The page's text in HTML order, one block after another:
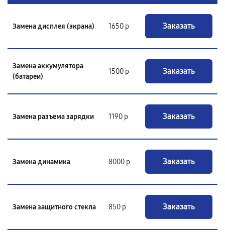
Замена дисплея (экрана) 1650 р Заказать
Замена аккумулятора
(батареи)
1500 р Заказать
Замена разъема зарядки 1190 р Заказать
Замена динамика 8000 р Заказать
Замена защитного стекла 850 р Заказать